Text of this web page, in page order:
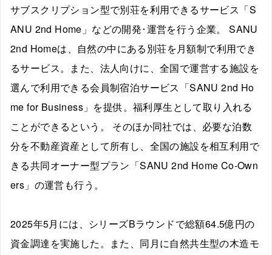
サブスクリプション型で別荘を利用できるサービス「S
ANU 2nd Home」などの開発･運営を行う企業。 SANU
2nd Homeは、自然の中にある別荘を月額制で利用でき
るサービス。また、法人向けに、全国で運営する施設を
選んで利用できる会員制宿泊サービス「SANU 2nd Ho
me for Business」を提供。福利厚生として取り入れる
ことができるという。 そのほか同社では、必要な泊数
分を不動産資産として所有し、全国の施設を相互利用で
きる共同オーナー型プラン「SANU 2nd Home Co-Own
ers」の運営も行う。
2025年5月には、シリーズBラウンドで総額64.5億円の
資金調達を実施した。また、同月に自然共生型の木造モ